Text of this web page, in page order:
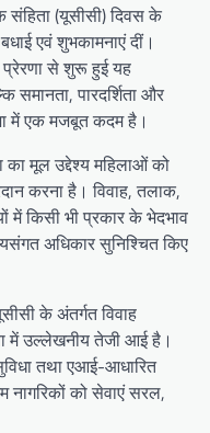
संहिता (यूसीसी) दिवस के
एवं शुभकामनाएं दीं।
प्रेरणा से शुरू हुई यह
पारदर्शिता और
में एक मजबूत कदम है।
का मूल उद्देश्य महिलाओं को
करना है। विवाह, तलाक,
में किसी भी प्रकार के भेदभाव
अधिकार सुनिश्चित किए
के अंतर्गत विवाह
में उल्लेखनीय तेजी आई है।
तथा एआई-आधारित
नागरिकों को सेवाएं सरल,